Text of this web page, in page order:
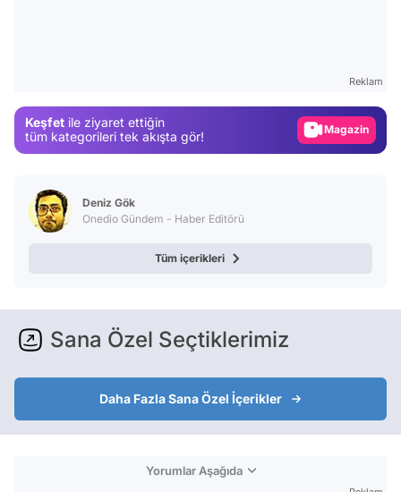
Reklam
Keşfet ile ziyaret ettiğin
tüm kategorileri tek akışta gör!
Magazin
Video
Deniz Gök
Onedio Gündem - Haber Editörü
Tüm içerikleri
Sana Özel Seçtiklerimiz
Daha Fazla Sana Özel İçerikler
Yorumlar Aşağıda